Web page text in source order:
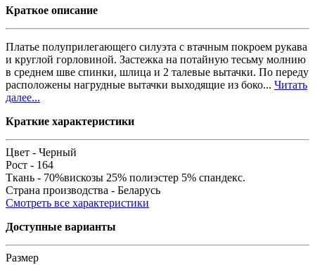
Краткое описание
Платье полуприлегающего силуэта с втачным покроем рукава
и круглой горловиной. Застежка на потайную тесьму молнию
в среднем шве спинки, шлица и 2 талевые вытачки. По переду
расположены нагрудные вытачки выходящие из боко... Читать
далее...
Краткие характеристики
Цвет - Черный
Рост - 164
Ткань - 70%вискозы 25% полиэстер 5% спандекс.
Страна производства - Беларусь
Смотреть все характеристики
Доступные варианты
Размер